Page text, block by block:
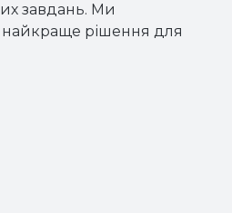
завдань. Ми
рішення для